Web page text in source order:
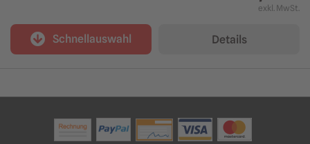
exkl. MwSt.
Schnellauswahl Details